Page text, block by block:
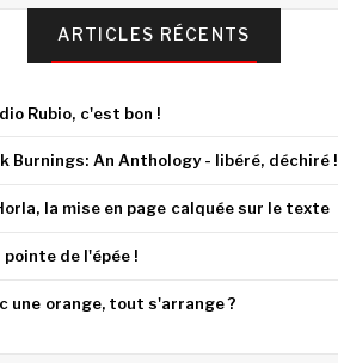
ARTICLES RÉCENTS
Rubio, c'est bon !
Burnings: An Anthology - libéré, déchiré !
la mise en page calquée sur le texte
pointe de l'épée !
une orange, tout s'arrange ?